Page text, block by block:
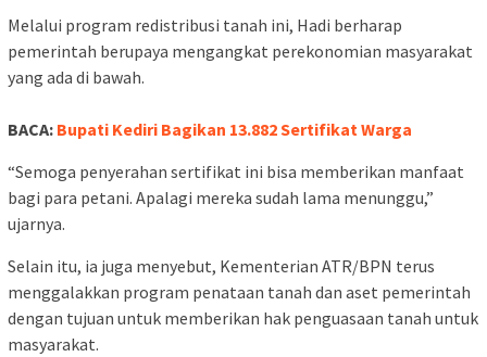
Melalui program redistribusi tanah ini, Hadi berharap
pemerintah berupaya mengangkat perekonomian masyarakat
yang ada di bawah.
BACA: Bupati Kediri Bagikan 13.882 Sertifikat Warga
“Semoga penyerahan sertifikat ini bisa memberikan manfaat
bagi para petani. Apalagi mereka sudah lama menunggu,”
ujarnya.
Selain itu, ia juga menyebut, Kementerian ATR/BPN terus
menggalakkan program penataan tanah dan aset pemerintah
dengan tujuan untuk memberikan hak penguasaan tanah untuk
masyarakat.